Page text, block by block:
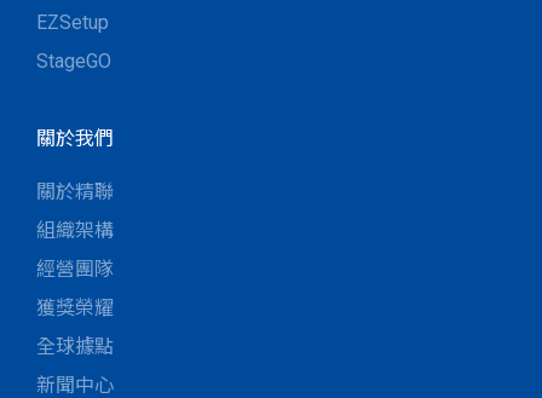
EZSetup
StageGO
關於我們
關於精聯
組織架構
經營團隊
獲獎榮耀
全球據點
新聞中心